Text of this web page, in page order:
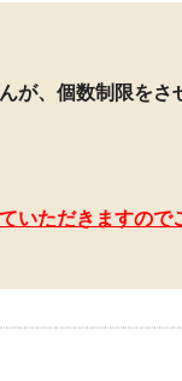
が、個数制限をさ
ただきますので